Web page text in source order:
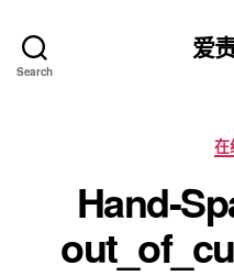
Search
爱
在
Hand-